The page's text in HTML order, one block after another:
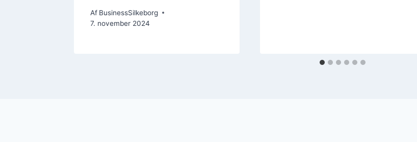
Af BusinessSilkeborg
7. november 2024